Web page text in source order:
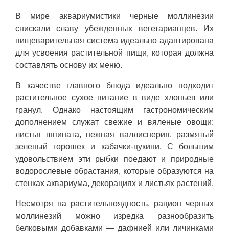
В мире аквариумистики черные моллинезии
снискали славу убежденных вегетарианцев. Их
пищеварительная система идеально адаптирована
для усвоения растительной пищи, которая должна
составлять основу их меню.
В качестве главного блюда идеально подходит
растительное сухое питание в виде хлопьев или
гранул. Однако настоящим гастрономическим
дополнением служат свежие и вяленые овощи:
листья шпината, нежная валлиснерия, размятый
зеленый горошек и кабачки-цукини. С большим
удовольствием эти рыбки поедают и природные
водорослевые обрастания, которые образуются на
стенках аквариума, декорациях и листьях растений.
Несмотря на растительноядность, рацион черных
моллинезий можно изредка разнообразить
белковыми добавками — дафнией или личинками